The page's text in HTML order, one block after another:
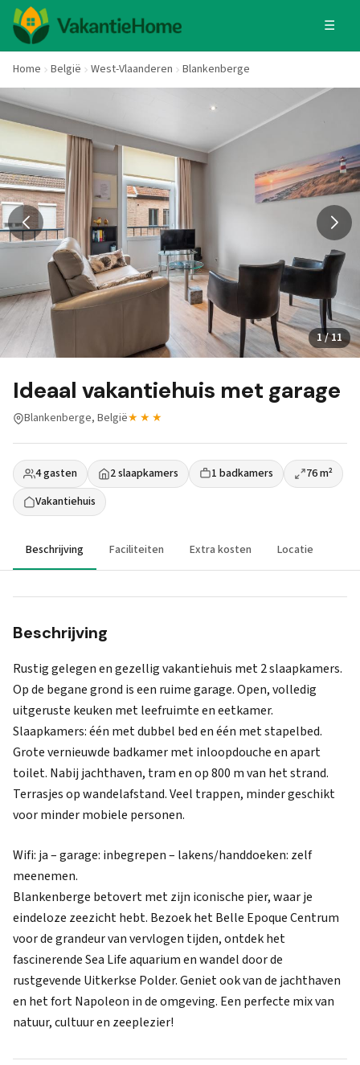
☰
Home België West-Vlaanderen Blankenberge
1 / 11
Ideaal vakantiehuis met garage
Blankenberge, België★★★
4 gasten 2 slaapkamers 1 badkamers
76 m²
Vakantiehuis
Beschrijving Faciliteiten Extra kosten Locatie
Beschrijving
Rustig gelegen en gezellig vakantiehuis met 2 slaapkamers.
Op de begane grond is een ruime garage. Open, volledig
uitgeruste keuken met leefruimte en eetkamer.
Slaapkamers: één met dubbel bed en één met stapelbed.
Grote vernieuwde badkamer met inloopdouche en apart
toilet. Nabij jachthaven, tram en op 800 m van het strand.
Terrasjes op wandelafstand. Veel trappen, minder geschikt
voor minder mobiele personen.
Wifi: ja – garage: inbegrepen – lakens/handdoeken: zelf
meenemen.
Blankenberge betovert met zijn iconische pier, waar je
eindeloze zeezicht hebt. Bezoek het Belle Epoque Centrum
voor de grandeur van vervlogen tijden, ontdek het
fascinerende Sea Life aquarium en wandel door de
rustgevende Uitkerkse Polder. Geniet ook van de jachthaven
en het fort Napoleon in de omgeving. Een perfecte mix van
natuur, cultuur en zeeplezier!